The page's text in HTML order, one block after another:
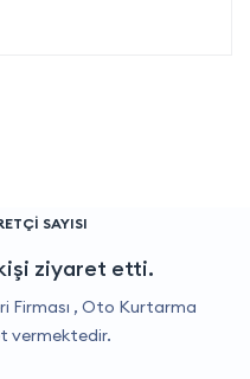
SAYISI
ziyaret etti.
Firması , Oto Kurtarma
vermektedir.